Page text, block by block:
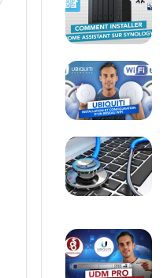
m
i
l